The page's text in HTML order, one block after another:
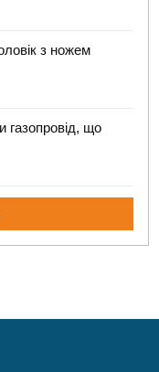
з ножем
газопровід, що